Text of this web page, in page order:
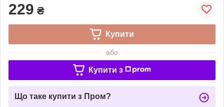
229 ₴
Купити
або
Купити з
Що таке купити з Пром?